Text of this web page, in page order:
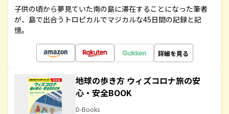
子供の頃から夢見ていた南の島に滞在することになった筆者
が、島で出合うトロピカルでマジカルな45日間の記録と記
憶。
詳細を見る
地球の歩き方 ウィズコロナ旅の安
心・安全BOOK
D-Books